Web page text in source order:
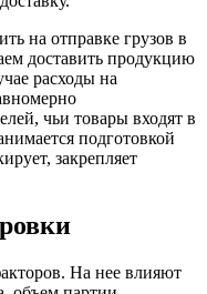
на отправке грузов в
доставить продукцию
расходы на
чьи товары входят в
подготовкой
закрепляет
На нее влияют